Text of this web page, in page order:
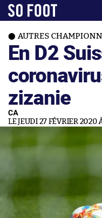
AUTRES
En D2
zizanie
CA
LE JEUDI 27 FÉVRIER 2020